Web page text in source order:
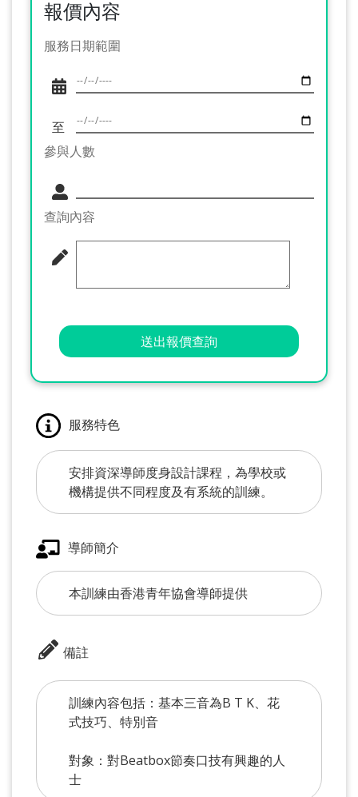
報價內容
服務日期範圍
至
參與人數
查詢內容
送出報價查詢
服務特色
安排資深導師度身設計課程，為學校或
機構提供不同程度及有系統的訓練。
導師簡介
本訓練由香港青年協會導師提供
備註
訓練內容包括：基本三音為B T K、花
式技巧、特別音
對象：對Beatbox節奏口技有興趣的人
士